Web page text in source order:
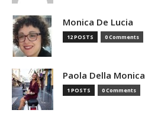
Monica De Lucia
12 POSTS 0 Comments
Paola Della Monica
1 POSTS 0 Comments